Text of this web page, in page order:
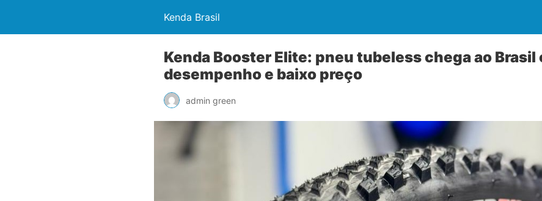
Kenda Brasil
Kenda Booster Elite: pneu tubeless chega ao Brasil
desempenho e baixo preço
admin green